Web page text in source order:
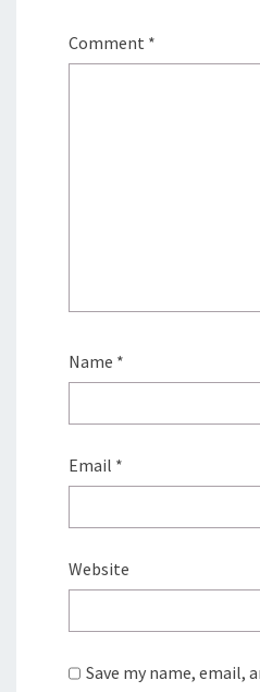
Comment *
Name *
Email *
Website
Save my name, email,